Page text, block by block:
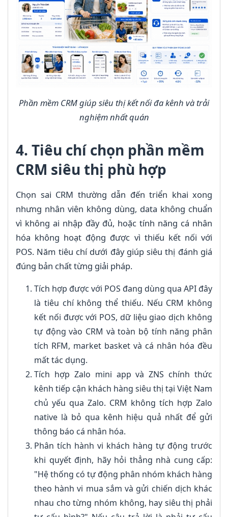
Phần mềm CRM giúp siêu thị kết nối đa kênh và trải
nghiệm nhất quán
4. Tiêu chí chọn phần mềm
CRM siêu thị phù hợp
Chọn sai CRM thường dẫn đến triển khai xong
nhưng nhân viên không dùng, data không chuẩn
vì không ai nhập đầy đủ, hoặc tính năng cá nhân
hóa không hoạt động được vì thiếu kết nối với
POS. Năm tiêu chí dưới đây giúp siêu thị đánh giá
đúng bản chất từng giải pháp.
Tích hợp được với POS đang dùng qua API đây
là tiêu chí không thể thiếu. Nếu CRM không
kết nối được với POS, dữ liệu giao dịch không
tự động vào CRM và toàn bộ tính năng phân
tích RFM, market basket và cá nhân hóa đều
mất tác dụng.
Tích hợp Zalo mini app và ZNS chính thức
kênh tiếp cận khách hàng siêu thị tại Việt Nam
chủ yếu qua Zalo. CRM không tích hợp Zalo
native là bỏ qua kênh hiệu quả nhất để gửi
thông báo cá nhân hóa.
Phân tích hành vi khách hàng tự động trước
khi quyết định, hãy hỏi thẳng nhà cung cấp:
"Hệ thống có tự động phân nhóm khách hàng
theo hành vi mua sắm và gửi chiến dịch khác
nhau cho từng nhóm không, hay siêu thị phải